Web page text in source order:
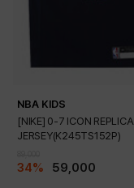
NBA KIDS
[NIKE] 0-7 ICON REPLICA
JERSEY(K245TS152P)
34% 59,000